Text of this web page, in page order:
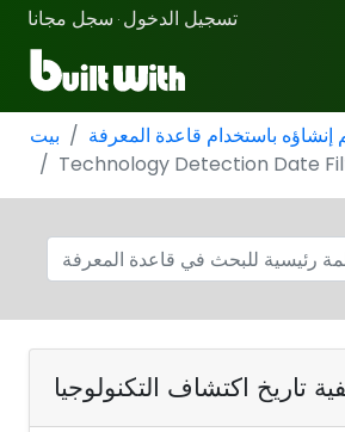
تسجيل الدخول · سجل مجانا
بيت إنشاؤه باستخدام قاعدة المعرفة
Technology Detection Date
تاريخ اكتشاف التكنولوجيا